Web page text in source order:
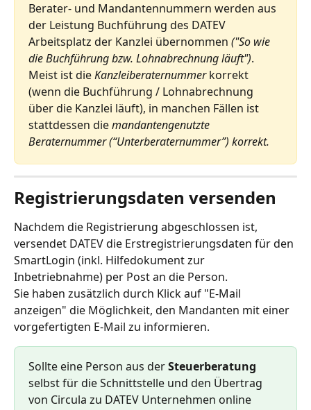
Berater- und Mandantennummern werden aus
der Leistung Buchführung des DATEV
Arbeitsplatz der Kanzlei übernommen ("So wie
die Buchführung bzw. Lohnabrechnung läuft").
Meist ist die Kanzleiberaternummer korrekt
(wenn die Buchführung / Lohnabrechnung
über die Kanzlei läuft), in manchen Fällen ist
stattdessen die mandantengenutzte
Beraternummer (“Unterberaternummer”) korrekt.
Registrierungsdaten versenden
Nachdem die Registrierung abgeschlossen ist,
versendet DATEV die Erstregistrierungsdaten für den
SmartLogin (inkl. Hilfedokument zur
Inbetriebnahme) per Post an die Person.
Sie haben zusätzlich durch Klick auf "E-Mail
anzeigen" die Möglichkeit, den Mandanten mit einer
vorgefertigten E-Mail zu informieren.
Sollte eine Person aus der Steuerberatung
selbst für die Schnittstelle und den Übertrag
von Circula zu DATEV Unternehmen online